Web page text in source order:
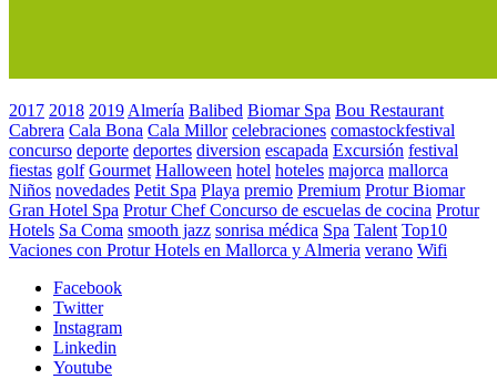
2017 2018 2019 Almería Balibed Biomar Spa Bou Restaurant
Cabrera Cala Bona Cala Millor celebraciones comastockfestival
concurso deporte deportes diversion escapada Excursión festival
fiestas golf Gourmet Halloween hotel hoteles majorca mallorca
Niños novedades Petit Spa Playa premio Premium Protur Biomar
Gran Hotel Spa Protur Chef Concurso de escuelas de cocina Protur
Hotels Sa Coma smooth jazz sonrisa médica Spa Talent Top10
Vaciones con Protur Hotels en Mallorca y Almeria verano Wifi
Facebook
Twitter
Instagram
Linkedin
Youtube